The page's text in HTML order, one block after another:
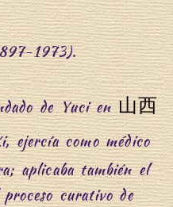
1973).
de Yuci en山西
ejercía como médico
aplicaba también el
curativo de